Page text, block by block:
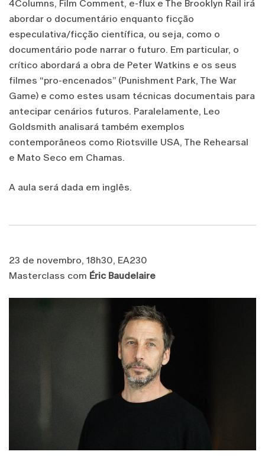
4Columns, Film Comment, e-flux e The Brooklyn Rail irá
abordar o documentário enquanto ficção
especulativa/ficção científica, ou seja, como o
documentário pode narrar o futuro. Em particular, o
crítico abordará a obra de Peter Watkins e os seus
filmes “pro-encenados” (Punishment Park, The War
Game) e como estes usam técnicas documentais para
antecipar cenários futuros. Paralelamente, Leo
Goldsmith analisará também exemplos
contemporâneos como Riotsville USA, The Rehearsal
e Mato Seco em Chamas.
A aula será dada em inglês.
23 de novembro, 18h30, EA230
Masterclass com Éric Baudelaire